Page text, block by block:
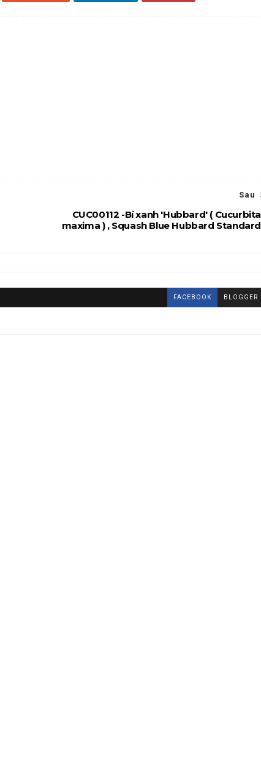
Sau
CUC00112 -Bí xanh 'Hubbard' ( Cucurbita
maxima ) , Squash Blue Hubbard Standard
FACEBOOK BLOGGER